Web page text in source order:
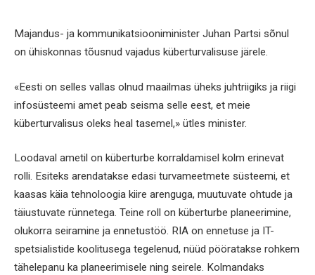
Majandus- ja kommunikatsiooniminister Juhan Partsi sõnul
on ühiskonnas tõusnud vajadus küberturvalisuse järele.
«Eesti on selles vallas olnud maailmas üheks juhtriigiks ja riigi
infosüsteemi amet peab seisma selle eest, et meie
küberturvalisus oleks heal tasemel,» ütles minister.
Loodaval ametil on küberturbe korraldamisel kolm erinevat
rolli. Esiteks arendatakse edasi turvameetmete süsteemi, et
kaasas käia tehnoloogia kiire arenguga, muutuvate ohtude ja
täiustuvate rünnetega. Teine roll on küberturbe planeerimine,
olukorra seiramine ja ennetustöö. RIA on ennetuse ja IT-
spetsialistide koolitusega tegelenud, nüüd pööratakse rohkem
tähelepanu ka planeerimisele ning seirele. Kolmandaks